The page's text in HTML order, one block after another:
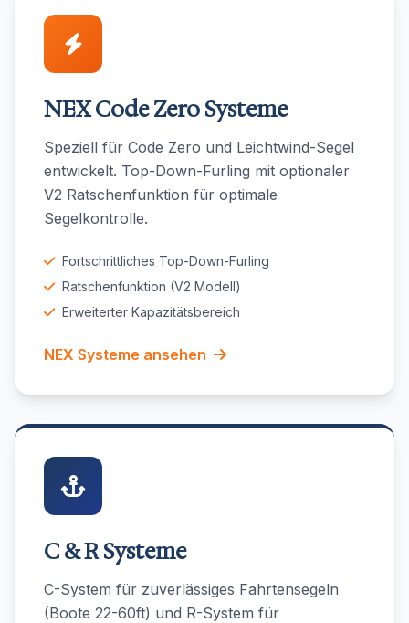
NEX Code Zero Systeme
Speziell für Code Zero und Leichtwind-Segel
entwickelt. Top-Down-Furling mit optionaler
V2 Ratschenfunktion für optimale
Segelkontrolle.
Fortschrittliches Top-Down-Furling
Ratschenfunktion (V2 Modell)
Erweiterter Kapazitätsbereich
NEX Systeme ansehen
C & R Systeme
C-System für zuverlässiges Fahrtensegeln
(Boote 22-60ft) und R-System für